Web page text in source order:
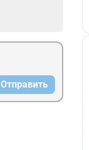
Отправить